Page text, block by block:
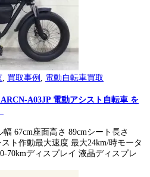
買取事例 電動自転車買取
A03JP 電動アシスト自転車 を
67cm座面高さ 89cmシート長さ
ト作動最大速度 最大24km/時モータ
70kmディスプレイ 液晶ディスプレ